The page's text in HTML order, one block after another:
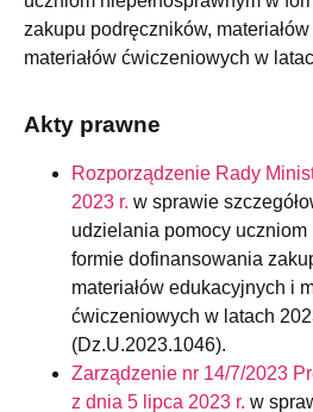
zakupu podręczników,
materiałów ćwiczeniowych w
Akty prawne
Rozporządzenie Rady
2023 r. w sprawie
udzielania pomocy uczniom
formie dofinansowania
materiałów edukacyjnych i
ćwiczeniowych w latach
(Dz.U.2023.1046).
Zarządzenie nr 14/7/2023
z dnia 5 lipca 2023 r. w